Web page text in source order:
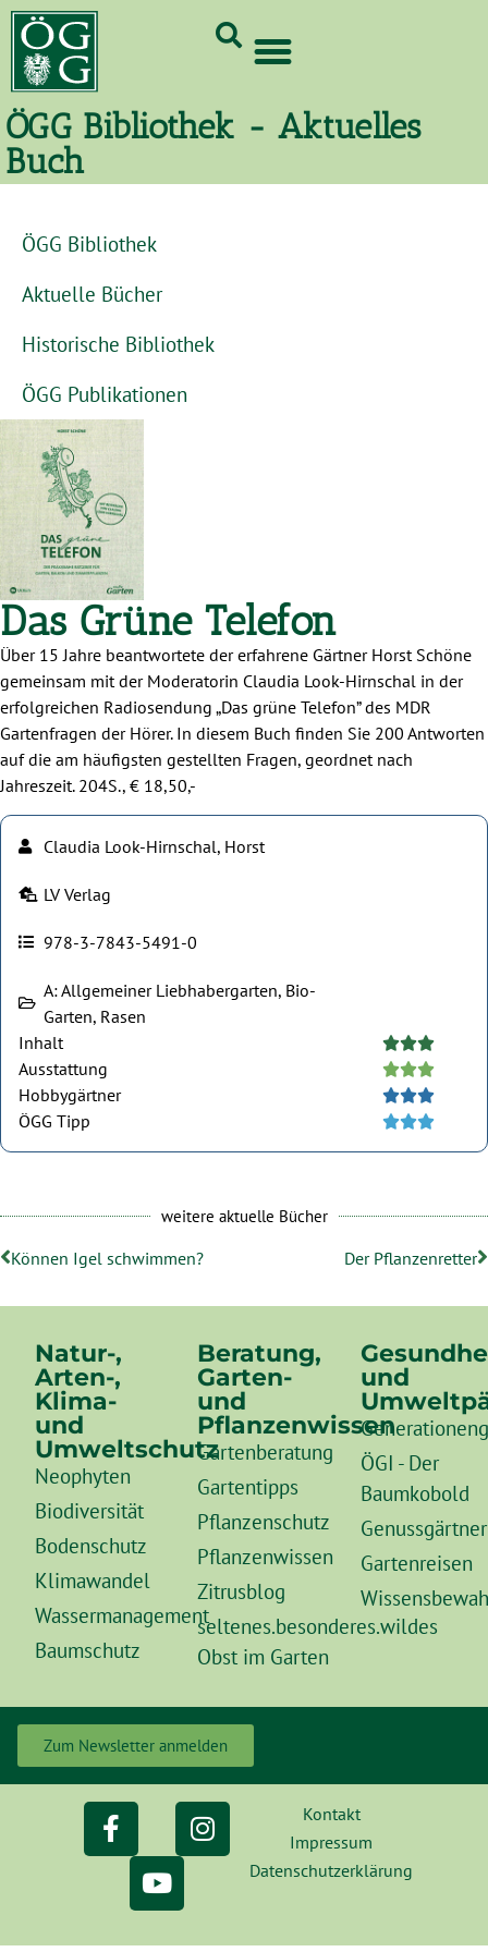
ÖGG Bibliothek - Aktuelles
Buch
ÖGG Bibliothek
Aktuelle Bücher
Historische Bibliothek
ÖGG Publikationen
Das Grüne Telefon
Über 15 Jahre beantwortete der erfahrene Gärtner Horst Schöne
gemeinsam mit der Moderatorin Claudia Look-Hirnschal in der
erfolgreichen Radiosendung „Das grüne Telefon” des MDR
Gartenfragen der Hörer. In diesem Buch finden Sie 200 Antworten
auf die am häufigsten gestellten Fragen, geordnet nach
Jahreszeit. 204S., € 18,50,-
Claudia Look-Hirnschal, Horst
LV Verlag
978-3-7843-5491-0
A: Allgemeiner Liebhabergarten, Bio-
Garten, Rasen
Inhalt

Ausstattung 
Hobbygärtner 
ÖGG Tipp 
weitere aktuelle Bücher
Können Igel schwimmen? Der Pflanzenretter
Natur-,
Arten-,
Klima-
und
Umweltschutz
Neophyten
Biodiversität
Bodenschutz
Klimawandel
Wassermanagement
Baumschutz
Beratung,
Garten-
und
Pflanzenwissen
Gartenberatung
Gartentipps
Pflanzenschutz
Pflanzenwissen
Zitrusblog
seltenes.besonderes.wildes
Obst im Garten
und
ÖGI - Der
Baumkobold
Gartenreisen
Zum Newsletter anmelden
Kontakt
Impressum
Datenschutzerklärung